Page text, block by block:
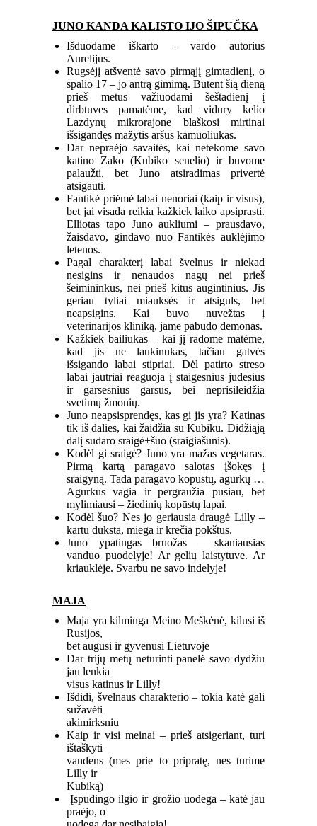
JUNO KANDA KALISTO IJO ŠIPUČKA
Išduodame iškarto – vardo autorius
Aurelijus.
Rugsėjį atšventė savo pirmąjį gimtadienį, o
spalio 17 – jo antrą gimimą. Būtent šią dieną
prieš metus važiuodami šeštadienį į
dirbtuves pamatėme, kad vidury kelio
Lazdynų mikrorajone blaškosi mirtinai
išsigandęs mažytis aršus kamuoliukas.
Dar nepraėjo savaitės, kai netekome savo
katino Zako (Kubiko senelio) ir buvome
palaužti, bet Juno atsiradimas privertė
atsigauti.
Fantikė priėmė labai nenoriai (kaip ir visus),
bet jai visada reikia kažkiek laiko apsiprasti.
Elliotas tapo Juno aukliumi – prausdavo,
žaisdavo, gindavo nuo Fantikės auklėjimo
letenos.
Pagal charakterį labai švelnus ir niekad
nesigins ir nenaudos nagų nei prieš
šeimininkus, nei prieš kitus augintinius. Jis
geriau tyliai miauksės ir atsiguls, bet
neapsigins. Kai buvo nuvežtas į
veterinarijos kliniką, jame pabudo demonas.
Kažkiek bailiukas – kai jį radome matėme,
kad jis ne laukinukas, tačiau gatvės
išsigando labai stipriai. Dėl patirto streso
labai jautriai reaguoja į staigesnius judesius
ir garsesnius garsus, bei neprisileidžia
svetimų žmonių.
Juno neapsisprendęs, kas gi jis yra? Katinas
tik iš dalies, kai žaidžia su Kubiku. Didžiąją
dalį sudaro sraigė+šuo (sraigiašunis).
Kodėl gi sraigė? Juno yra mažas vegetaras.
Pirmą kartą paragavo salotas įšokęs į
sraigyną. Tada paragavo kopūstų, agurkų …
Agurkus vagia ir pergraužia pusiau, bet
mylimiausi – žiedinių kopūstų lapai.
Kodėl šuo? Nes jo geriausia draugė Lilly –
kartu dūksta, miega ir krečia pokštus.
Juno ypatingas bruožas – skaniausias
vanduo puodelyje! Ar gelių laistytuve. Ar
kriauklėje. Svarbu ne savo indelyje!
MAJA
Maja yra kilminga Meino Meškėnė, kilusi iš
Rusijos,
bet augusi ir gyvenusi Lietuvoje
Dar trijų metų neturinti panelė savo dydžiu
jau lenkia
visus katinus ir Lilly!
Išdidi, švelnaus charakterio – tokia katė gali
sužavėti
akimirksniu
Kaip ir visi meinai – prieš atsigeriant, turi
ištaškyti
vandens (mes prie to pripratę, nes turime
Lilly ir
Kubiką)
Įspūdingo ilgio ir grožio uodega – katė jau
praėjo, o